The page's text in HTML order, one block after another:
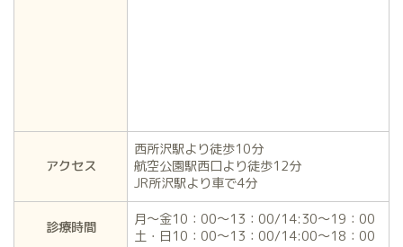
アクセス
西所沢駅より徒歩10分
航空公園駅西口より徒歩12分
JR所沢駅より車で4分
診療時間
月～金10：00～13：00/14:30～19：00
土・日10：00～13：00/14:00～18：00